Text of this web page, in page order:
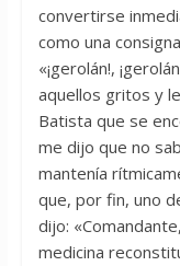
convertirse
como una
«¡gerolán!,
aquellos gritos y
Batista que se
me dijo que no
mantenía
que, por fin, uno
dijo:
medicina